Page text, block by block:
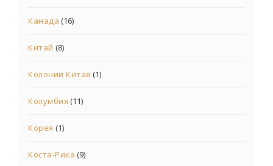
Канада (16)
Китай (8)
Колонии Китая (1)
Колумбия (11)
Корея (1)
Коста-Рика (9)